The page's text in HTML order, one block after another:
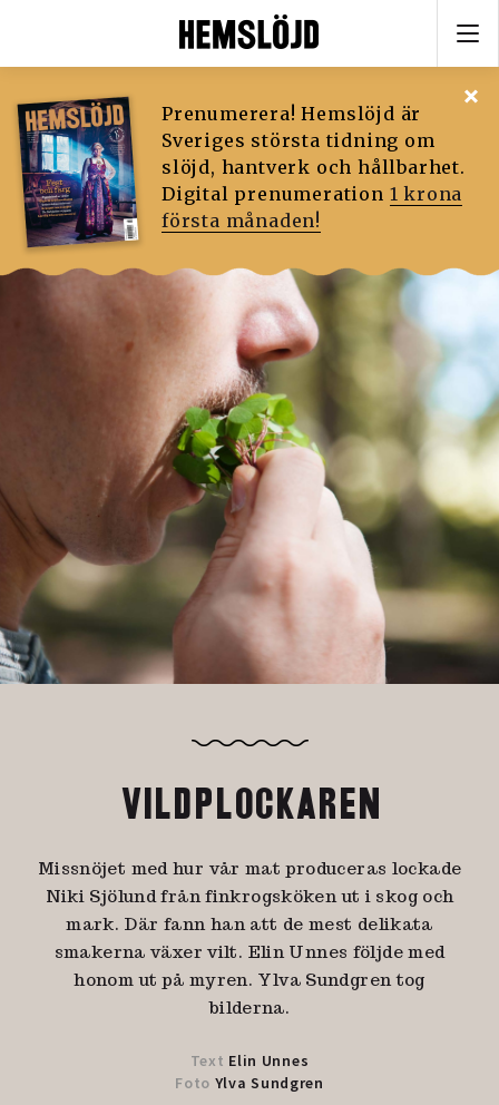
Prenumerera! Hemslöjd är
Sveriges största tidning om
slöjd, hantverk och hållbarhet.
Digital prenumeration 1 krona
första månaden!
VILDPLOCKAREN
Missnöjet med hur vår mat produceras lockade
Niki Sjölund från finkrogsköken ut i skog och
mark. Där fann han att de mest delikata
smakerna växer vilt. Elin Unnes följde med
honom ut på myren. Ylva Sundgren tog
bilderna.
Text Elin Unnes
Foto Ylva Sundgren